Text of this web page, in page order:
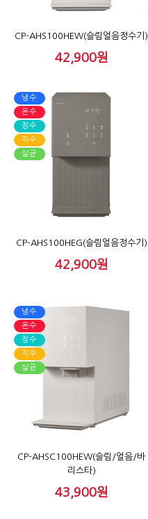
CP-AHS100HEW(슬림얼음정수기)
42,900원
CP-AHS100HEG(슬림얼음정수기)
42,900원
냉수
온수
정수
직수
살균
CP-AHSC100HEW(슬림/얼음/바
리스타)
43,900원
냉수
온수
정수
직수
살균